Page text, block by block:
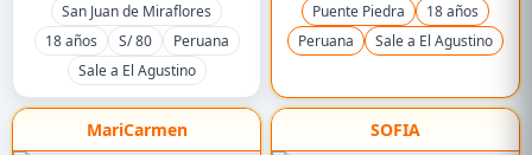
San Juan de Miraflores
18 años
S/ 80
Peruana
Sale a El Agustino
Puente Piedra
18 años
Peruana
Sale a El Agustino
MariCarmen SOFIA